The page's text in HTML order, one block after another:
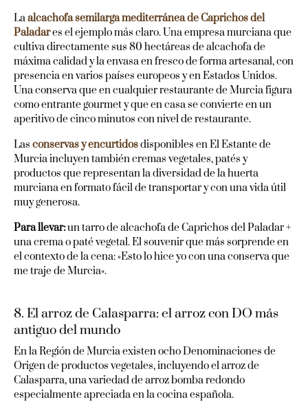
Laalcachofa semilarga mediterránea de Caprichos del
Paladares el ejemplo más claro. Una empresa murciana que
cultiva directamente sus 80 hectáreas de alcachofa de
máxima calidad y la envasa en fresco de forma artesanal, con
presencia en varios países europeos y en Estados Unidos.
Una conserva que en cualquier restaurante de Murcia figura
como entrante gourmet y que en casa se convierte en un
aperitivo de cinco minutos con nivel de restaurante.
Las conservas y encurtidosdisponibles en El Estante de
Murcia incluyen también cremas vegetales, patés y
productos que representan la diversidad de la huerta
murciana en formato fácil de transportar y con una vida útil
muy generosa.
Para llevar:un tarro de alcachofa de Caprichos del Paladar +
una crema o paté vegetal. El souvenir que más sorprende en
el contexto de la cena: «Esto lo hice yo con una conserva que
me traje de Murcia».
8. El arroz de Calasparra: el arroz con DO más
antiguo del mundo
En la Región de Murcia existen ocho Denominaciones de
Origen de productos vegetales, incluyendo el arroz de
Calasparra, una variedad de arroz bomba redondo
especialmente apreciada en la cocina española.